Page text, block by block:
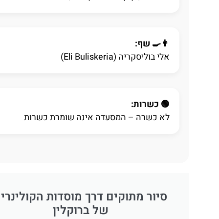
👨‍🍳 שף:
אלי בוליסקריה (Eli Buliskeria)
🟢 כשרות:
לא כשרה – המסעדה אינה שומרת כשרות
סיור מתוקים דרך מוסדות
של ברוקלין